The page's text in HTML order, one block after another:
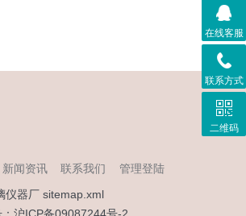
新闻资讯 联系我们
管理登陆
仪器厂 sitemap.xml
在线客服
联系方式
二维码